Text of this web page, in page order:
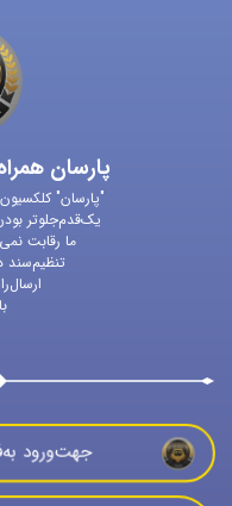
پارسان
"پارسان"
یک‌قدم‌جلوتر
ما رقابت
تنظیم‌سند
با
جهت‌ورود به‌فروشگاه "كليک" نماييد